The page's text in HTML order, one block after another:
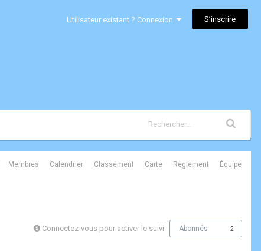
Utilisateur existant ? Connexion S’inscrire
Membres Calendrier Classement Carte Règlement Équipe
Connectez-vous pour activer le suivi Abonnés 2